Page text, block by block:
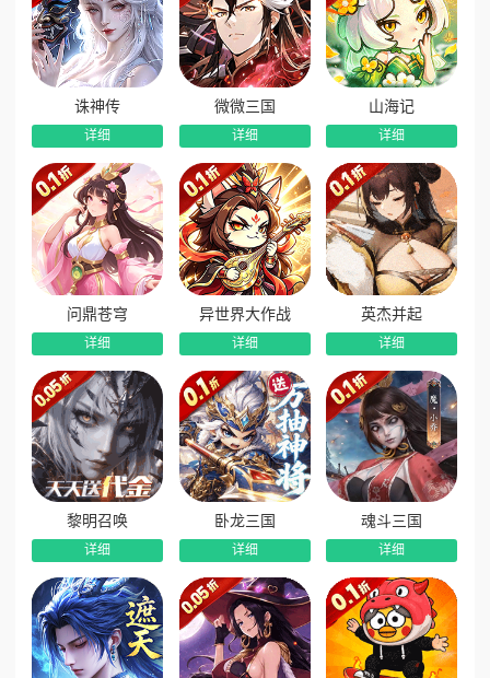
秘宝鼎，使用宝鼎鉴宝可随机开出极品宝物，解锁专属隐藏秘
藏资源。
诛神传
详细
微微三国
详细
山海记
详细
问鼎苍穹
详细
异世界大作战
详细
英杰并起
详细
黎明召唤
详细
卧龙三国
详细
魂斗三国
详细